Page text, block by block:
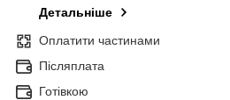
Детальніше
Оплатити частинами
Післяплата
Готівкою